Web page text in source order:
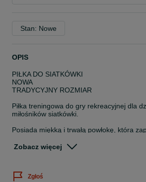
Stan: Nowe
OPIS
PIŁKA DO SIATKÓWKI
NOWA
TRADYCYJNY ROZMIAR
Piłka treningowa do gry rekreacyjnej dla
miłośników siatkówki.
Posiada miękką i trwałą powłokę, która
Zobacz więcej
Zgłoś